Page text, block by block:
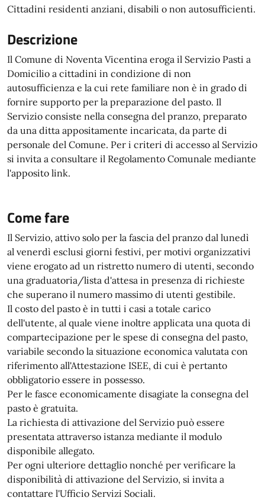
Cittadini residenti anziani, disabili o non autosufficienti.
Descrizione
Il Comune di Noventa Vicentina eroga il Servizio Pasti a
Domicilio a cittadini in condizione di non
autosufficienza e la cui rete familiare non è in grado di
fornire supporto per la preparazione del pasto. Il
Servizio consiste nella consegna del pranzo, preparato
da una ditta appositamente incaricata, da parte di
personale del Comune. Per i criteri di accesso al Servizio
si invita a consultare il Regolamento Comunale mediante
l'apposito link.
Come fare
Il Servizio, attivo solo per la fascia del pranzo dal lunedì
al venerdì esclusi giorni festivi, per motivi organizzativi
viene erogato ad un ristretto numero di utenti, secondo
una graduatoria/lista d'attesa in presenza di richieste
che superano il numero massimo di utenti gestibile.
Il costo del pasto è in tutti i casi a totale carico
dell'utente, al quale viene inoltre applicata una quota di
compartecipazione per le spese di consegna del pasto,
variabile secondo la situazione economica valutata con
riferimento all'Attestazione ISEE, di cui è pertanto
obbligatorio essere in possesso.
Per le fasce economicamente disagiate la consegna del
pasto è gratuita.
La richiesta di attivazione del Servizio può essere
presentata attraverso istanza mediante il modulo
disponibile allegato.
Per ogni ulteriore dettaglio nonché per verificare la
disponibilità di attivazione del Servizio, si invita a
contattare l'Ufficio Servizi Sociali.